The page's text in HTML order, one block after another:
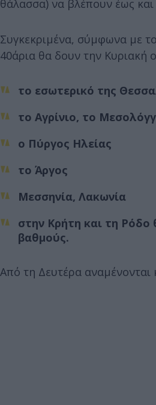
θάλασσα) να βλέπουν έως
Συγκεκριμένα, σύμφωνα με
40άρια θα δουν την Κυριακή
το εσωτερικό της
το Αγρίνιο, το
ο Πύργος Ηλείας
το Άργος
Μεσσηνία, Λακωνία
στην Κρήτη και τη Ρόδο
βαθμούς.
Από τη Δευτέρα αναμένονται